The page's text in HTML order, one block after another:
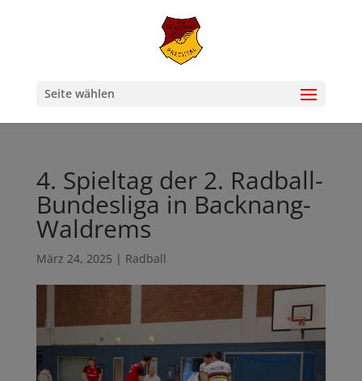
Seite wählen
4. Spieltag der 2. Radball-
Bundesliga in Backnang-
Waldrems
März 24, 2025 | Radball